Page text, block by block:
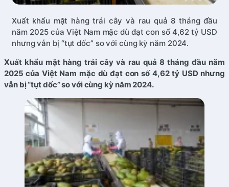
Xuất khẩu mặt hàng trái cây và rau quả 8 tháng đầu
năm 2025 của Việt Nam mặc dù đạt con số 4,62 tỷ USD
nhưng vẫn bị “tụt dốc” so với cùng kỳ năm 2024.
Xuất khẩu mặt hàng trái cây và rau quả 8 tháng đầu năm
2025 của Việt Nam mặc dù đạt con số 4,62 tỷ USD nhưng
vẫn bị “tụt dốc” so với cùng kỳ năm 2024.